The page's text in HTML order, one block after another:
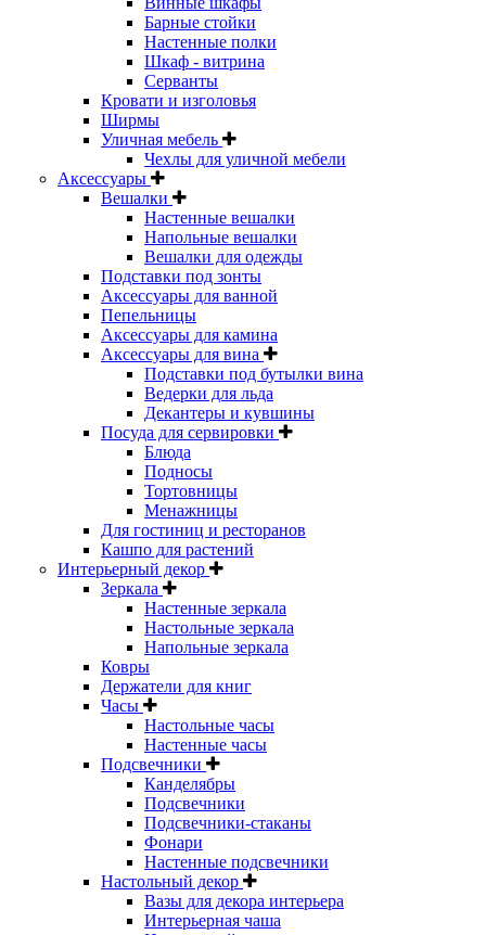
Барные стойки
Настенные полки
Шкаф - витрина
Серванты
Кровати и изголовья
Ширмы
Уличная мебель
Чехлы для уличной мебели
Аксессуары
Вешалки
Настенные вешалки
Напольные вешалки
Вешалки для одежды
Подставки под зонты
Аксессуары для ванной
Пепельницы
Аксессуары для камина
Аксессуары для вина
Подставки под бутылки вина
Ведерки для льда
Декантеры и кувшины
Посуда для сервировки
Блюда
Подносы
Тортовницы
Менажницы
Для гостиниц и ресторанов
Кашпо для растений
Интерьерный декор
Зеркала
Настенные зеркала
Настольные зеркала
Напольные зеркала
Ковры
Держатели для книг
Часы
Настольные часы
Настенные часы
Подсвечники
Канделябры
Подсвечники
Подсвечники-стаканы
Фонари
Настенные подсвечники
Настольный декор
Вазы для декора интерьера
Интерьерная чаша